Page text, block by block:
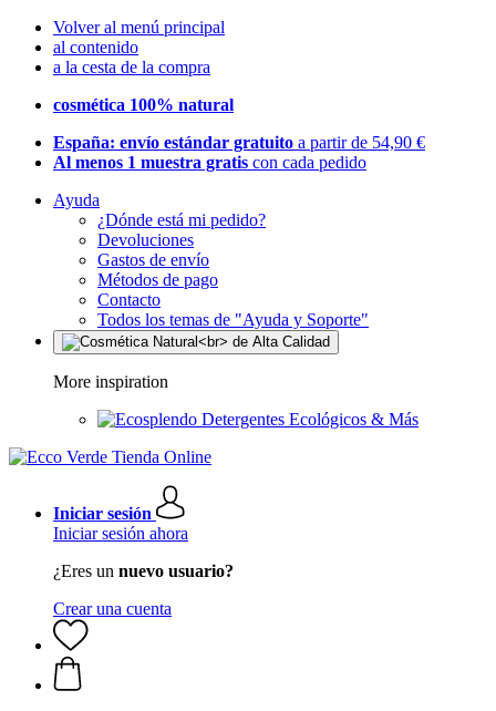
Volver al menú principal
al contenido
a la cesta de la compra
cosmética 100% natural
España: envío estándar gratuito a partir de 54,90 €
Al menos 1 muestra gratis con cada pedido
Ayuda
¿Dónde está mi pedido?
Devoluciones
Gastos de envío
Métodos de pago
Contacto
Todos los temas de "Ayuda y Soporte"
More inspiration
Detergentes Ecológicos & Más
Iniciar sesión
Iniciar sesión ahora
¿Eres un nuevo usuario?
Crear una cuenta